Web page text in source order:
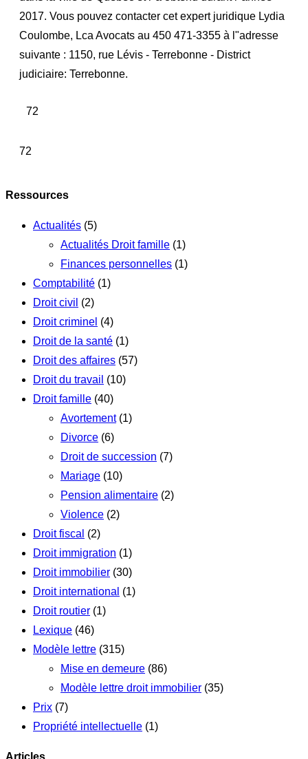
2017. Vous pouvez contacter cet expert juridique Lydia
Coulombe, Lca Avocats au 450 471-3355 à l"adresse
suivante : 1150, rue Lévis - Terrebonne - District
judiciaire: Terrebonne.
72
72
Ressources
Actualités (5)
Actualités Droit famille (1)
Finances personnelles (1)
Comptabilité (1)
Droit civil (2)
Droit criminel (4)
Droit de la santé (1)
Droit des affaires (57)
Droit du travail (10)
Droit famille (40)
Avortement(1)
Divorce (6)
Droit de succession (7)
Mariage (10)
Pension alimentaire (2)
Violence (2)
Droit fiscal (2)
Droit immigration (1)
Droit immobilier (30)
Droit international (1)
Droit routier (1)
Lexique (46)
Modèle lettre (315)
Mise en demeure (86)
Modèle lettre droit immobilier (35)
Prix (7)
Propriété intellectuelle (1)